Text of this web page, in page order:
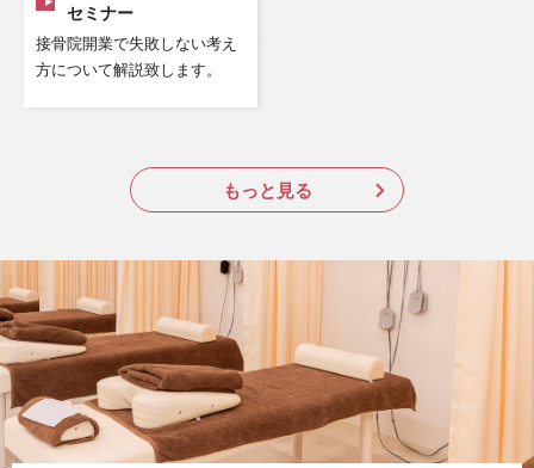
セミナー
接骨院開業で失敗しない考え
方について解説致します。
もっと見る